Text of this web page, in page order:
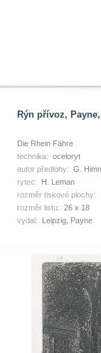
Rýn přívoz, Payne,
Die Rhein Fähre
technika: oceloryt
autor předlohy: G.
rytec:
H. Leman
rozměr tiskové plochy:
rozměr listu: 26 x 18
vydal:
Leipzig, Payne